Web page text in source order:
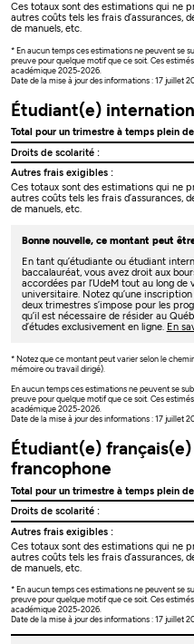
Ces totaux sont des estimations qui ne
autres coûts tels les frais d’assurances,
de manuels, etc.
* En aucun temps ces estimations ne peuvent se
preuve pour quelque motif que ce soit. Ces
académique 2025-2026.
Date de la mise à jour des informations : 17 juillet
Étudiant(e)
Total pour un trimestre à temps plein
Droits de scolarité :
Autres frais exigibles :
Ces totaux sont des estimations qui ne
autres coûts tels les frais d’assurances,
de manuels, etc.
Bonne nouvelle, ce montant peut
En tant qu’étudiante ou étudiant
baccalauréat, vous avez droit aux
accordées par l’UdeM tout au long de
universitaire. Notez qu’une
deux trimestres s’impose pour les
qu’il est nécessaire de résider au
d’études exclusivement en ligne. En
* Notez que ce montant peut varier selon le
mémoire ou travail dirigé).
En aucun temps ces estimations ne peuvent se
preuve pour quelque motif que ce soit. Ces
académique 2025-2026.
Date de la mise à jour des informations : 17 juillet
Étudiant(e)
francophone
Total pour un trimestre à temps plein
Droits de scolarité :
Autres frais exigibles :
Ces totaux sont des estimations qui ne
autres coûts tels les frais d’assurances,
de manuels, etc.
* En aucun temps ces estimations ne peuvent se
preuve pour quelque motif que ce soit. Ces
académique 2025-2026.
Date de la mise à jour des informations : 17 juillet